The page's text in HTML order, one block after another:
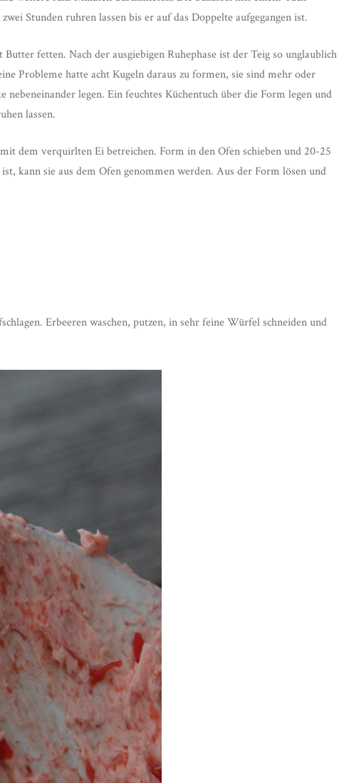
Stunden ruhren lassen bis er auf das Doppelte aufgegangen ist.
fetten. Nach der ausgiebigen Ruhephase ist der Teig so unglaublich
Probleme hatte acht Kugeln daraus zu formen, sie sind mehr oder
nebeneinander legen. Ein feuchtes Küchentuch über die Form legen und
lassen.
dem verquirlten Ei betreichen. Form in den Ofen schieben und 20-25
kann sie aus dem Ofen genommen werden. Aus der Form lösen und
Erbeeren waschen, putzen, in sehr feine Würfel schneiden und